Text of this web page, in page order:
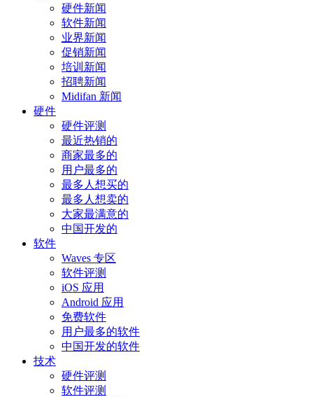
硬件新闻
软件新闻
业界新闻
促销新闻
培训新闻
招聘新闻
Midifan 新闻
硬件
硬件评测
最近热销的
商家最多的
用户最多的
最多人想买的
最多人想卖的
大家最满意的
中国开发的
软件
Waves 专区
软件评测
iOS 应用
Android 应用
免费软件
用户最多的软件
中国开发的软件
技术
硬件评测
软件评测